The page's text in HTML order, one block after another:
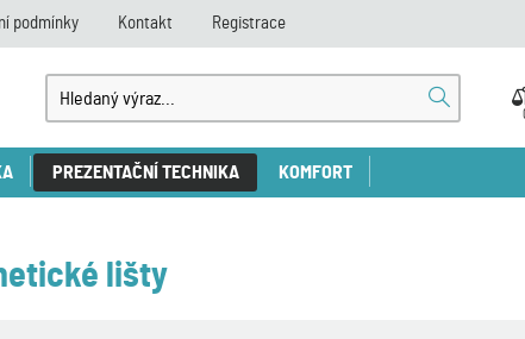
podmínky Kontakt Registrace
PREZENTAČNÍ TECHNIKA KOMFORT
lišty